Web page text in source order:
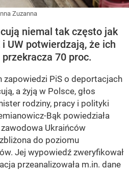
Zuzanna
niemal tak często jak
i UW potwierdzają, że ich
70 proc.
zapowiedzi PiS o deportacjach
a żyją w Polsce, głos
rodziny, pracy i polityki
Bąk powiedziała
Ukraińców
do poziomu
Jej wypowiedź zweryfikował
przeanalizowała m.in. dane